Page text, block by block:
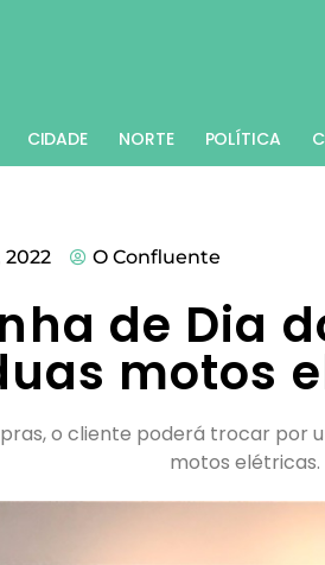
CIDADE NORTE POLÍTICA
2022 O Confluente
de Dia
motos
o cliente poderá trocar por
motos elétricas.